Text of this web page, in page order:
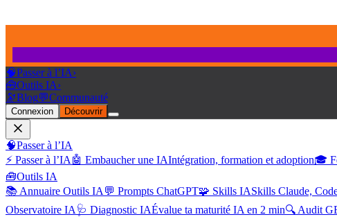
🧠Passer à l’IA›
🧰Outils IA›
🔭Blog💬Communauté
Connexion Découvrir
🧠Passer à l’IA
⚡ Passer à l’IA 🤖 Embaucher une IAIntégration, formation et adoption🎓
🧰Outils IA
📚 Annuaire Outils IA 💬 Prompts ChatGPT🧩 Skills IASkills Claude,
Observatoire IA 🩺 Diagnostic IAÉvalue ta maturité IA en 2 min🔍 Audit